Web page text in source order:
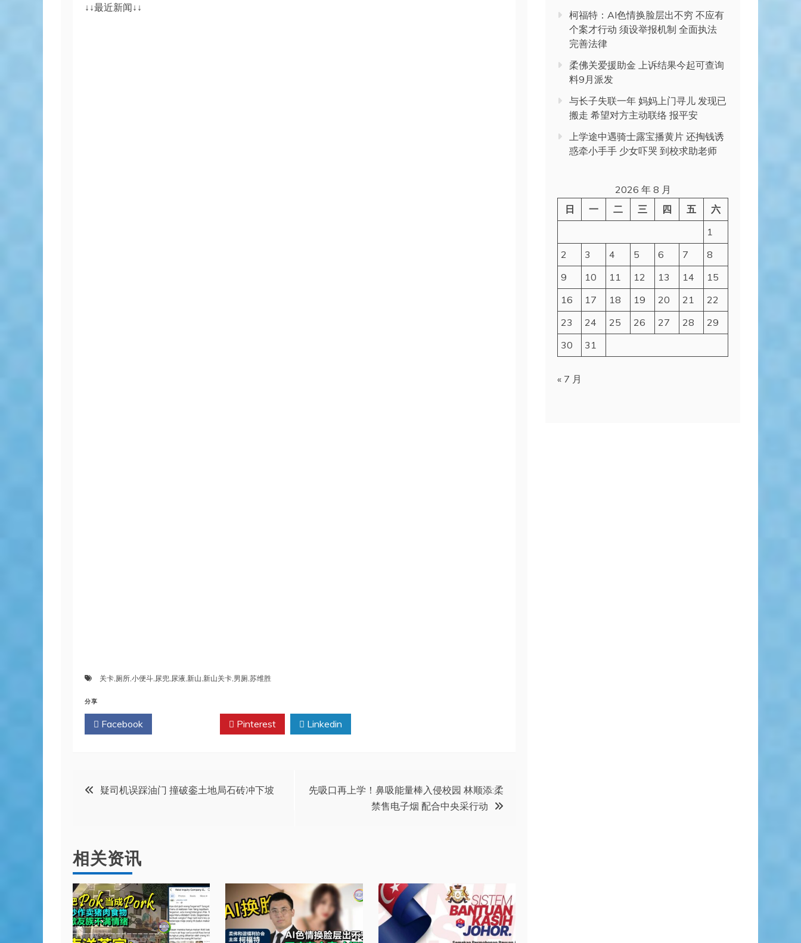
↓↓最近新闻↓↓
关卡,厕所,小便斗,尿兜,尿液,新山,新山关卡,男厕,苏维胜
分享
Facebook Pinterest Linkedin
文
导
航
疑司机误踩油门 撞破銮土地局石砖冲下坡
先吸口再上学！鼻吸能量棒入侵校园 林顺添:柔
禁售电子烟 配合中央采行动
相关资讯
柯福特：AI色情换脸层出不穷 不应有
个案才行动 须设举报机制 全面执法
完善法律
柔佛关爱援助金 上诉结果今起可查询
料9月派发
与长子失联一年 妈妈上门寻儿 发现已
搬走 希望对方主动联络 报平安
上学途中遇骑士露宝播黄片 还掏钱诱
惑牵小手手 少女吓哭 到校求助老师
2026 年 8 月
日
一 二 三 四 五
六
1
2
3 4 5 6 7
8
9
10 11 12 13 14
15
16
17 18 19 20 21
22
23
24 25 26 27 28
29
30
31
« 7 月